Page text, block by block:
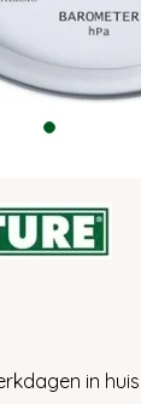
in huis